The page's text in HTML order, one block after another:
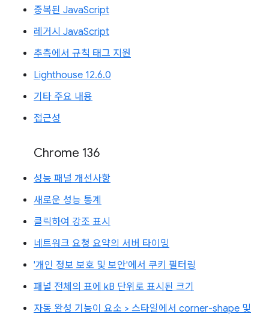
중복된 JavaScript
레거시 JavaScript
추측에서 규칙 태그 지원
Lighthouse 12.6.0
기타 주요 내용
접근성
Chrome 136
성능 패널 개선사항
새로운 성능 통계
클릭하여 강조 표시
네트워크 요청 요약의 서버 타이밍
'개인 정보 보호 및 보안'에서 쿠키 필터링
패널 전체의 표에 kB 단위로 표시된 크기
자동 완성 기능이 요소 > 스타일에서 corner-shape 및